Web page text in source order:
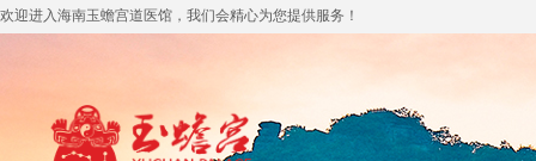
欢迎进入海南玉蟾宫道医馆 ，我们会精心为您提供服务！